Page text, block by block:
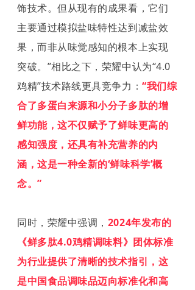
饰技术。但从现有的成果看，它们
主要通过模拟盐味特性达到减盐效
果，而非从味觉感知的根本上实现
突破。”相比之下，荣耀中认为“4.0
鸡精”技术路线更具竞争力：“我们综
合了多蛋白来源和小分子多肽的增
鲜功能，这不仅赋予了鲜味更高的
感知强度，还具有补充营养的内
涵，这是一种全新的‘鲜味科学’概
念。”
同时，荣耀中强调， 2024年发布的
《鲜多肽4.0鸡精调味料》团体标准
为行业提供了清晰的技术指引，这
是中国食品调味品迈向标准化和高